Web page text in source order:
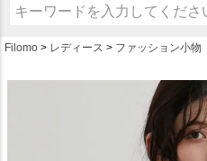
Filomo レディース ファッション小物